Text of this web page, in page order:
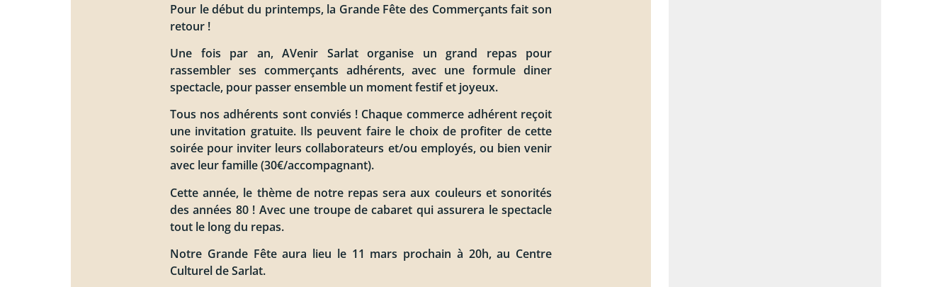
Pour le début du printemps, la Grande Fête des Commerçants fait son
retour !
Une fois par an, AVenir Sarlat organise un grand repas pour
rassembler ses commerçants adhérents, avec une formule diner
spectacle, pour passer ensemble un moment festif et joyeux.
Tous nos adhérents sont conviés ! Chaque commerce adhérent reçoit
une invitation gratuite. Ils peuvent faire le choix de profiter de cette
soirée pour inviter leurs collaborateurs et/ou employés, ou bien venir
avec leur famille (30€/accompagnant).
Cette année, le thème de notre repas sera aux couleurs et sonorités
des années 80 ! Avec une troupe de cabaret qui assurera le spectacle
tout le long du repas.
Notre Grande Fête aura lieu le 11 mars prochain à 20h, au Centre
Culturel de Sarlat.